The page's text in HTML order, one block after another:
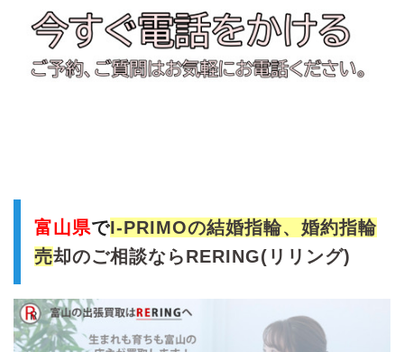
富山県でI-PRIMOの結婚指輪、婚約指輪
売却のご相談ならRERING(リリング)